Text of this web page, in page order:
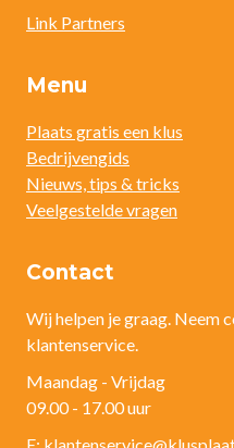
Link Partners
Menu
Plaats gratis een klus
Bedrijvengids
Nieuws, tips & tricks
Veelgestelde vragen
Contact
Wij helpen je graag. Neem
klantenservice.
Maandag - Vrijdag
09.00 - 17.00 uur